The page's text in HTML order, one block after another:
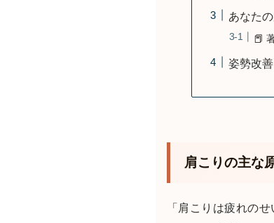
あなた
📕
姿勢改
肩こりの主な
「肩こりは疲れの